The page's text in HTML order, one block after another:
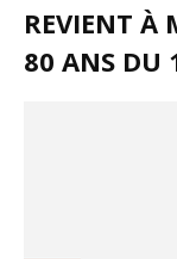
REVIENT À
80 ANS DU